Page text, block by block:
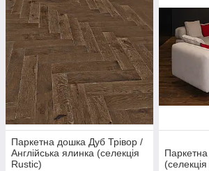
Паркетна дошка Дуб Трівор /
Англійська ялинка (селекція
Rustic)